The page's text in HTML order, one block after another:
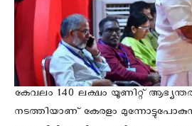
കേവലം 140 ലക്ഷം യൂണിറ്റ്‌
നടത്തിയാണ്‌ കേരളം